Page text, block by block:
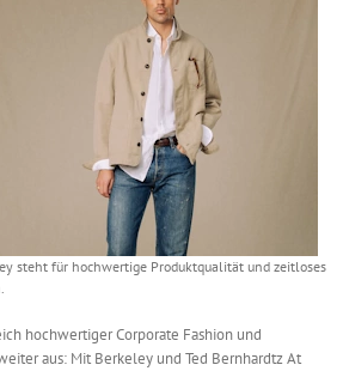
steht für hochwertige Produktqualität und zeitloses
hochwertiger Corporate Fashion und
aus: Mit Berkeley und Ted Bernhardtz At